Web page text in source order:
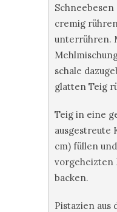
Schneebesen
cremig
unterrühren.
schale
glatten Teig
Teig in eine
ausgestreute
cm) füllen
vorgeheizten
backen.
Pistazien aus